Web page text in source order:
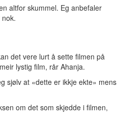
altfor skummel. Eg anbefaler
det vere lurt å sette filmen på
lystig film, rår Ahanja.
sjølv at «dette er ikkje ekte» mens
om det som skjedde i filmen,